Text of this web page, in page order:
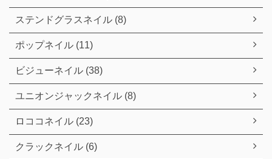
ステンドグラスネイル (8)
ポップネイル (11)
ビジューネイル (38)
ユニオンジャックネイル (8)
ロココネイル (23)
クラックネイル (6)